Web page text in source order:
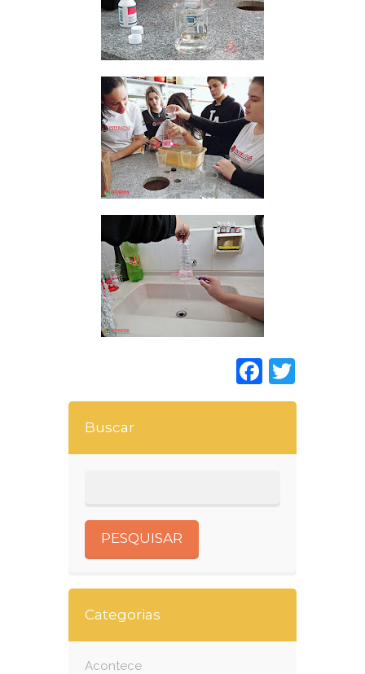
Buscar
Categorias
Acontece